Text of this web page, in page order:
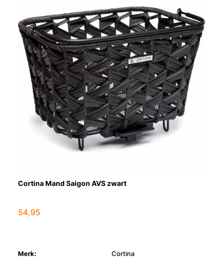
Cortina Mand Saigon AVS zwart
54,95
Merk:
Cortina